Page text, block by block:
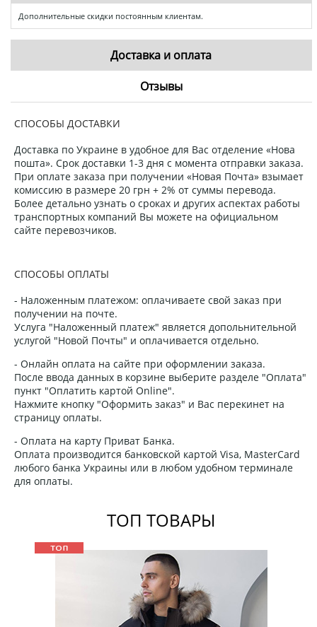
Дополнительные скидки постоянным клиентам.
Доставка и оплата
Отзывы
СПОСОБЫ ДОСТАВКИ
Доставка по Украине в удобное для Вас отделение «Нова
пошта». Срок доставки 1-3 дня с момента отправки заказа.
При оплате заказа при получении «Новая Почта» взымает
комиссию в размере 20 грн + 2% от суммы перевода.
Более детально узнать о сроках и других аспектах работы
транспортных компаний Вы можете на официальном
сайте перевозчиков.
СПОСОБЫ ОПЛАТЫ
- Наложенным платежом: оплачиваете свой заказ при
получении на почте.
Услуга "Наложенный платеж" является допольнительной
услугой "Новой Почты" и оплачивается отдельно.
- Онлайн оплата на сайте при оформлении заказа.
После ввода данных в корзине выберите разделе "Оплата"
пункт "Оплатить картой Online".
Нажмите кнопку "Оформить заказ" и Вас перекинет на
страницу оплаты.
- Оплата на карту Приват Банка.
Оплата производится банковской картой Visa, MasterCard
любого банка Украины или в любом удобном терминале
для оплаты.
ТОП ТОВАРЫ